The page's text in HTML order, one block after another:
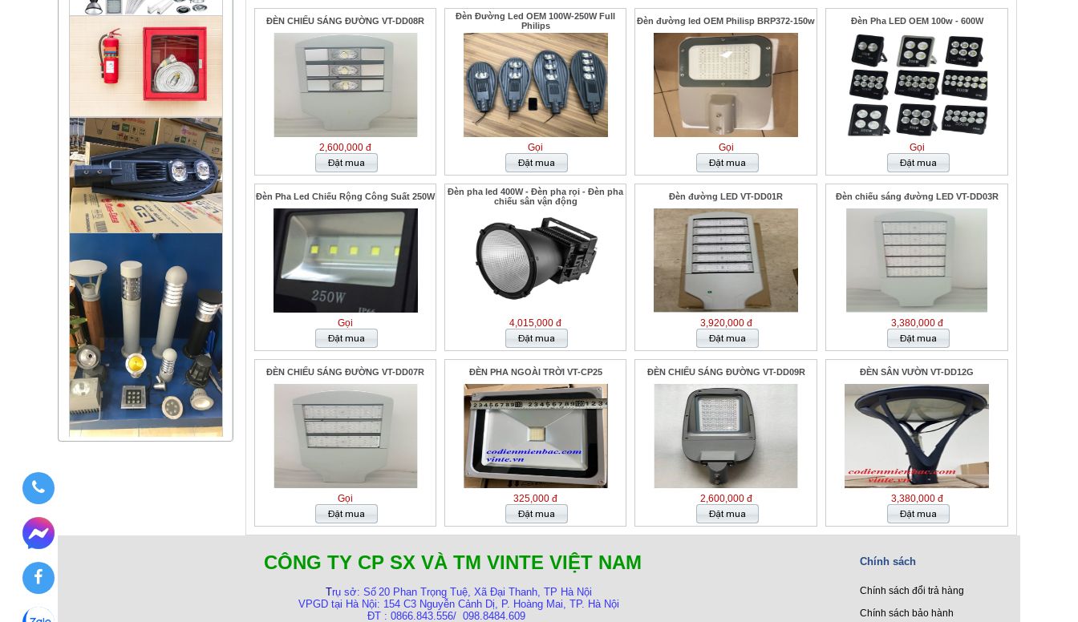
ĐÈN CHIẾU SÁNG ĐƯỜNG VT-DD08R
2,600,000 đ
Đèn Đường Led OEM 100W-250W Full
Philips
Gọi
Đèn đường led OEM Philisp BRP372-150w
Gọi
Đèn Pha LED OEM 100w - 600W
Gọi
Đèn Pha Led Chiếu Rộng Công Suất 250W
Gọi
Đèn pha led 400W - Đèn pha rọi - Đèn pha
chiếu sân vận động
4,015,000 đ
Đèn đường LED VT-DD01R
3,920,000 đ
Đèn chiếu sáng đường LED VT-DD03R
3,380,000 đ
ĐÈN CHIẾU SÁNG ĐƯỜNG VT-DD07R
Gọi
ĐÈN PHA NGOÀI TRỜI VT-CP25
325,000 đ
ĐÈN CHIẾU SÁNG ĐƯỜNG VT-DD09R
2,600,000 đ
ĐÈN SÂN VƯỜN VT-DD12G
3,380,000 đ
CÔNG TY CP SX VÀ TM VINTE VIỆT NAM
Trụ sở: Số 20 Phan Trọng Tuệ, Xã Đại Thanh, TP Hà Nội
VPGD tại Hà Nội: 154 C3 Nguyễn Cảnh Dị, P. Hoàng Mai, TP. Hà Nội
ĐT : 0866.843.556/ 098.8484.609
Chính sách
Chính sách đổi trả hàng
Chính sách bảo hành